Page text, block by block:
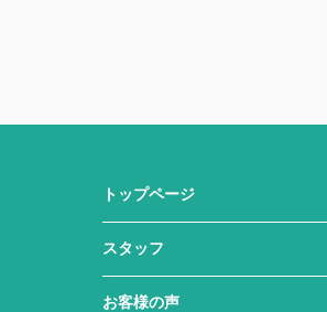
トップページ
スタッフ
お客様の声